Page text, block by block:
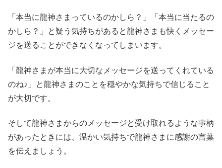
「本当に龍神さまっているのかしら？」「本当に当たるの
かしら？」と疑う気持ちがあると龍神さまも快くメッセー
ジを送ることができなくなってしまいます。
「龍神さまが本当に大切なメッセージを送ってくれている
のね♪」と龍神さまのことを穏やかな気持ちで信じること
が大切です。
そして龍神さまからのメッセージと受け取れるような事柄
があったときには、温かい気持ちで龍神さまに感謝の言葉
を伝えましょう。